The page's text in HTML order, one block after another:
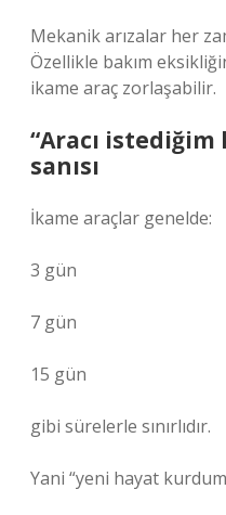
Mekanik arızalar her
Özellikle bakım
ikame araç zorlaşabilir.
“Aracı istediğim
sanısı
İkame araçlar genelde:
3 gün
7 gün
15 gün
gibi sürelerle sınırlıdır.
Yani “yeni hayat